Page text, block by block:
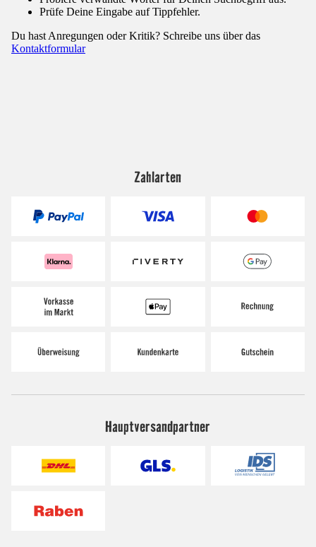
Prüfe Deine Eingabe auf Tippfehler.
Du hast Anregungen oder Kritik? Schreibe uns über das
Kontaktformular
Zahlarten
Hauptversandpartner